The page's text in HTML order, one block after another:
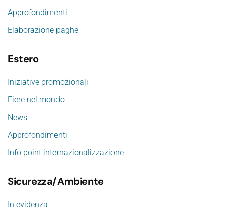
Approfondimenti
Elaborazione paghe
Estero
Iniziative promozionali
Fiere nel mondo
News
Approfondimenti
Info point internazionalizzazione
Sicurezza/Ambiente
In evidenza